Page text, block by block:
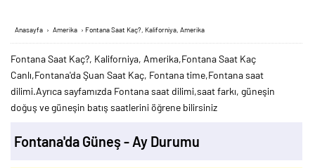
Anasayfa › Amerika › Fontana Saat Kaç?, Kaliforniya, Amerika
Fontana Saat Kaç?, Kaliforniya, Amerika,Fontana Saat Kaç
Canlı,Fontana'da Şuan Saat Kaç, Fontana time,Fontana saat
dilimi.Ayrıca sayfamızda Fontana saat dilimi,saat farkı, güneşin
doğuş ve güneşin batış saatlerini öğrene bilirsiniz
Fontana'da Güneş - Ay Durumu